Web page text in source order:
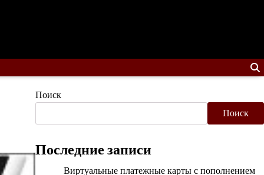
Поиск
Поиск
Последние записи
Виртуальные платежные карты с пополнением